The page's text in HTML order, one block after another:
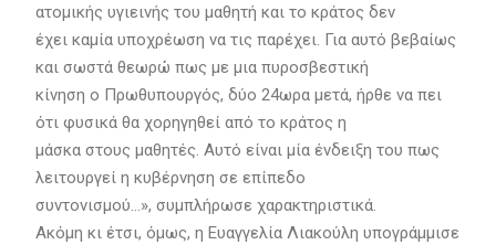
ατομικής υγιεινής του μαθητή και το κράτος δεν
έχει καμία υποχρέωση να τις παρέχει. Για αυτό βεβαίως
και σωστά θεωρώ πως με μια πυροσβεστική
κίνηση ο Πρωθυπουργός, δύο 24ωρα μετά, ήρθε να πει
ότι φυσικά θα χορηγηθεί από το κράτος η
μάσκα στους μαθητές. Αυτό είναι μία ένδειξη του πως
λειτουργεί η κυβέρνηση σε επίπεδο
συντονισμού…», συμπλήρωσε χαρακτηριστικά.
Ακόμη κι έτσι, όμως, η Ευαγγελία Λιακούλη υπογράμμισε